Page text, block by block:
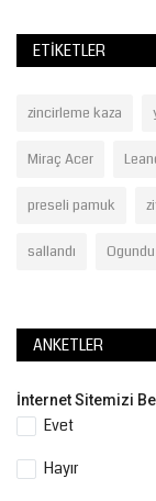
ETIKETLER
zincirleme kaza
Miraç Acer
preseli pamuk
sallandı Ogundu
ANKETLER
İnternet Sitemizi
Evet
Hayır